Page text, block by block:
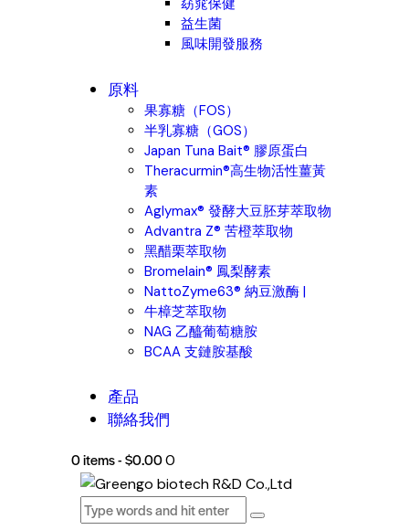
窈窕保健
益生菌
風味開發服務
原料
果寡糖（FOS）
半乳寡糖（GOS）
Japan Tuna Bait® 膠原蛋白
Theracurmin®高生物活性薑黃
素
Aglymax® 發酵大豆胚芽萃取物
Advantra Z® 苦橙萃取物
黑醋栗萃取物
Bromelain® 鳳梨酵素
NattoZyme63® 納豆激酶 |
牛樟芝萃取物
NAG 乙醯葡萄糖胺
BCAA 支鏈胺基酸
產品
聯絡我們
0 items-$0.000